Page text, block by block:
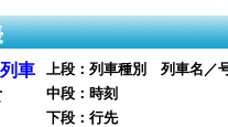
車
上段：列車種別 列車名／
中段：時刻
下段：行先